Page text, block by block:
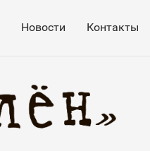
Новости Контакты